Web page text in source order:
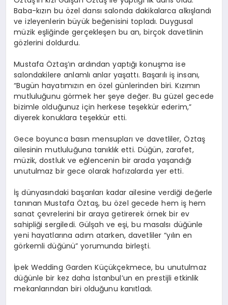
Baba-kızın bu özel dansı salonda dakikalarca alkışlandı
ve izleyenlerin büyük beğenisini topladı. Duygusal
müzik eşliğinde gerçekleşen bu an, birçok davetlinin
gözlerini doldurdu.
Mustafa Öztaş’ın ardından yaptığı konuşma ise
salondakilere anlamlı anlar yaşattı. Başarılı iş insanı,
“Bugün hayatımızın en özel günlerinden biri. Kızımın
mutluluğunu görmek her şeye değer. Bu güzel gecede
bizimle olduğunuz için herkese teşekkür ederim,”
diyerek konuklara teşekkür etti.
Gece boyunca basın mensupları ve davetliler, Öztaş
ailesinin mutluluğuna tanıklık etti. Düğün, zarafet,
müzik, dostluk ve eğlencenin bir arada yaşandığı
unutulmaz bir gece olarak hafızalarda yer etti.
İş dünyasındaki başarıları kadar ailesine verdiği değerle
tanınan Mustafa Öztaş, bu özel gecede hem iş hem
sanat çevrelerini bir araya getirerek örnek bir ev
sahipliği sergiledi. Gülşah ve eşi, bu masalsı düğünle
yeni hayatlarına adım atarken, davetliler “yılın en
görkemli düğünü” yorumunda birleşti.
İpek Wedding Garden Küçükçekmece, bu unutulmaz
düğünle bir kez daha İstanbul’un en prestijli etkinlik
mekanlarından biri olduğunu kanıtladı.